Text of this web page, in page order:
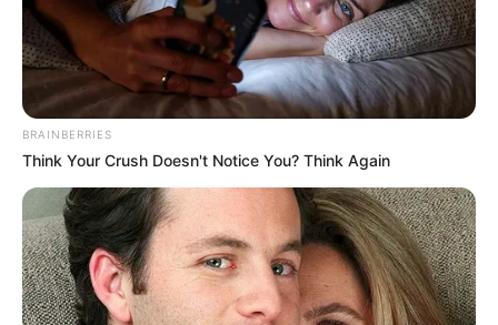
CARGAR MÁS
TEMAS DESTACADOS
EMERGENCIAS POR LLUVIAS
FUERTES LLUVIAS
VIA AL LLANO
LIGA BETPLAY
METRO DE MEDELLÍN
CORTES DE LUZ
CORTES DE AGUA
FENÓMENO DEL NIÑO
BRAINBERRIES
Think Your Crush Doesn't Notice You? Think Again